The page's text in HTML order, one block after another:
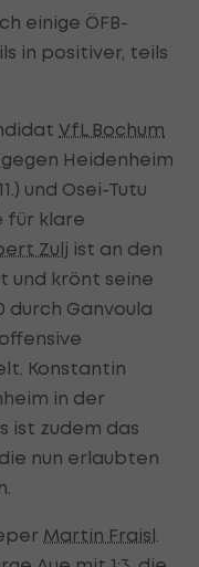
einige ÖFB-
in positiver, teils
VfL Bochum
Heidenheim
und Osei-Tutu
für klare
Zulj ist an den
und krönt seine
durch Ganvoula
Konstantin
in der
ist zudem das
nun erlaubten
Martin Fraisl